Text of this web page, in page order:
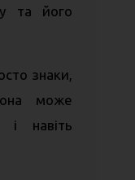
та його
знаки,
може
і навіть